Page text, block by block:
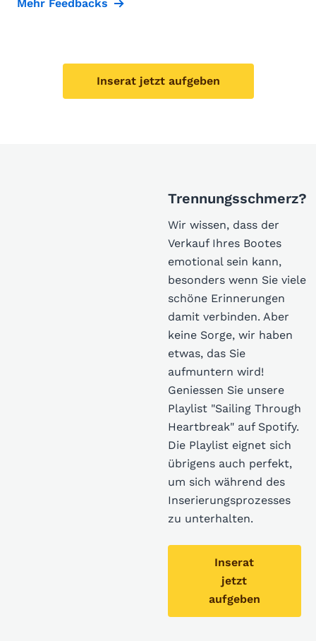
Mehr Feedbacks
Inserat jetzt aufgeben
Trennungsschmerz?
Wir wissen, dass der
Verkauf Ihres Bootes
emotional sein kann,
besonders wenn Sie viele
schöne Erinnerungen
damit verbinden. Aber
keine Sorge, wir haben
etwas, das Sie
aufmuntern wird!
Geniessen Sie unsere
Playlist "Sailing Through
Heartbreak" auf Spotify.
Die Playlist eignet sich
übrigens auch perfekt,
um sich während des
Inserierungsprozesses
zu unterhalten.
Inserat
jetzt
aufgeben